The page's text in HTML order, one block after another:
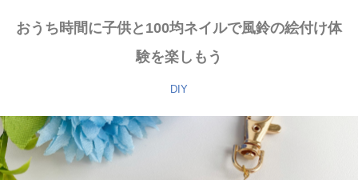
おうち時間に子供と100均ネイルで風鈴の絵付け体
験を楽しもう
DIY